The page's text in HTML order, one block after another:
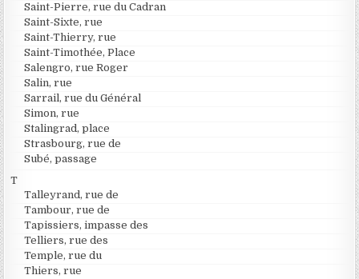
Saint-Pierre, rue du Cadran
Saint-Sixte, rue
Saint-Thierry, rue
Saint-Timothée, Place
Salengro, rue Roger
Salin, rue
Sarrail, rue du Général
Simon, rue
Stalingrad, place
Strasbourg, rue de
Subé, passage
T
Talleyrand, rue de
Tambour, rue de
Tapissiers, impasse des
Telliers, rue des
Temple, rue du
Thiers, rue